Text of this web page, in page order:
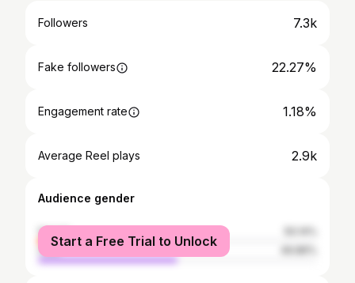
Followers 7.3k
Fake followers 22.27%
Engagement rate 1.18%
Average Reel plays 2.9k
Audience gender
female
male
Start a Free Trial to Unlock